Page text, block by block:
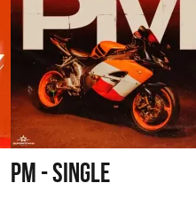
PM - SINGLE